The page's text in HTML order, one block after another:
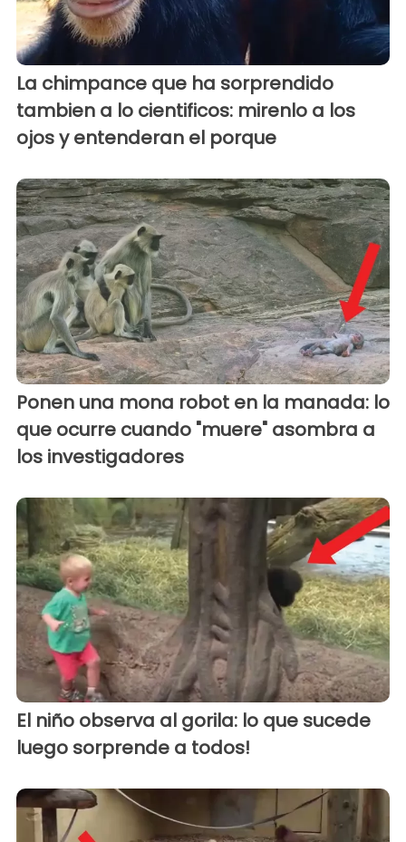
La chimpance que ha sorprendido
tambien a lo cientificos: mirenlo a los
ojos y entenderan el porque
Ponen una mona robot en la manada: lo
que ocurre cuando "muere" asombra a
los investigadores
El niño observa al gorila: lo que sucede
luego sorprende a todos!